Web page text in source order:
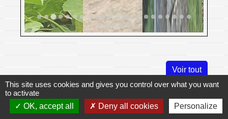
Voir tout
Labels
This site uses cookies and gives you control over what you want
to activate
OK, accept all
Deny all cookies Personalize